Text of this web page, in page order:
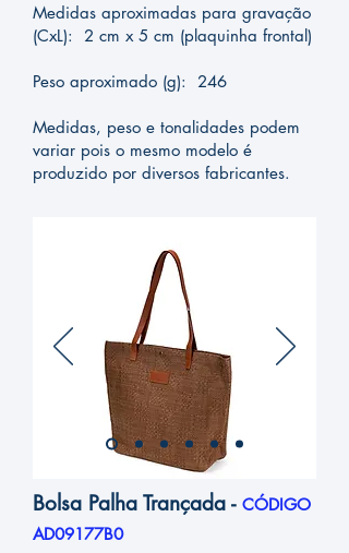
Medidas aproximadas para gravação
(CxL): 2 cm x 5 cm (plaquinha frontal)
Peso aproximado (g): 246
Medidas, peso e tonalidades podem
variar pois o mesmo modelo é
produzido por diversos fabricantes.
Bolsa Palha Trançada - CÓDIGO
AD09177B0